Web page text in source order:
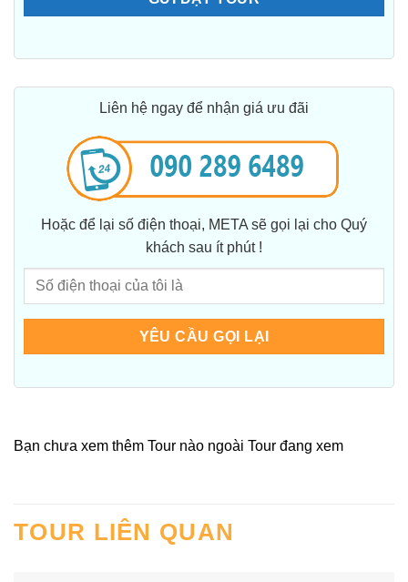
Liên hệ ngay để nhận giá ưu đãi
Hoặc để lại số điện thoại, META sẽ gọi lại cho Quý
khách sau ít phút !
Bạn chưa xem thêm Tour nào ngoài Tour đang xem
TOUR LIÊN QUAN